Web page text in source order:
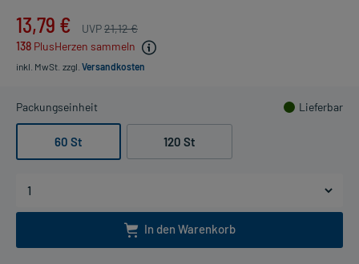
13,79 € UVP21,12 €
138 PlusHerzen sammeln
inkl. MwSt. zzgl. Versandkosten
Packungseinheit Lieferbar
60 St 120 St
In den Warenkorb